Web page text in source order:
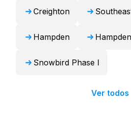
Creighton
Hampden
Snowbird Phase I
Ver todos